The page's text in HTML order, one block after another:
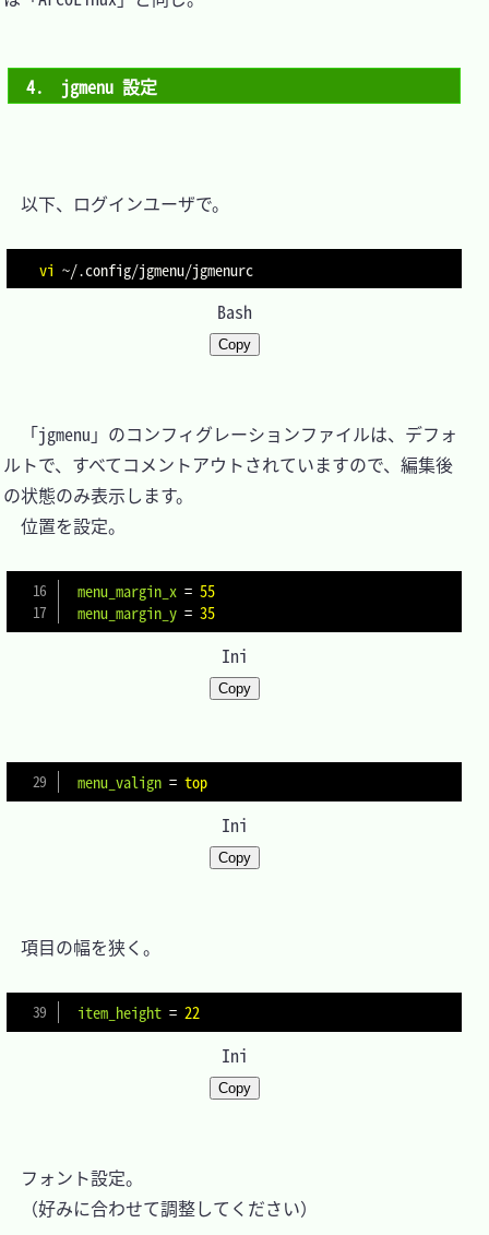
4.　jgmenu 設定
以下、ログインユーザで。
vi
Bash
Copy
「jgmenu」のコンフィグレーションファイルは、デフォ
ルトで、すべてコメントアウトされていますので、編集後
の状態のみ表示します。
位置を設定。
menu_margin_x = 55
menu_margin_y = 35
Ini
Copy
menu_valign = top
Ini
Copy
項目の幅を狭く。
item_height = 22
Ini
Copy
フォント設定。
（好みに合わせて調整してください）